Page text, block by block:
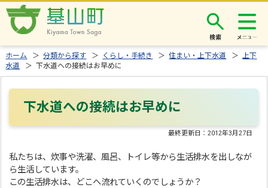
検索
ホーム ＞分類から探す ＞ くらし・手続き ＞住まい・上下水道 ＞上下
水道
＞ 下水道への接続はお早めに
下水道への接続はお早めに
最終更新日：2012年3月27日
私たちは、炊事や洗濯、風呂、トイレ等から生活排水を出しなが
ら生活しています。
この生活排水は、どこへ流れていくのでしょうか？